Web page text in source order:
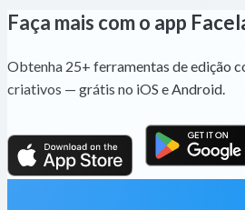
Faça mais com o app
Obtenha 25+ ferramentas de edição
criativos — grátis no iOS e Android.